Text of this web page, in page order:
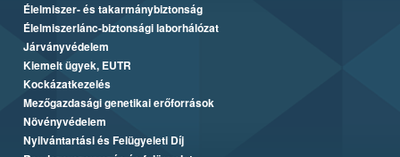
Élelmiszer- és takarmánybiztonság
Élelmiszerlánc-biztonsági laborhálózat
Járványvédelem
Kiemelt ügyek, EUTR
Kockázatkezelés
Mezőgazdasági genetikai erőforrások
Növényvédelem
Nyilvántartási és Felügyeleti Díj